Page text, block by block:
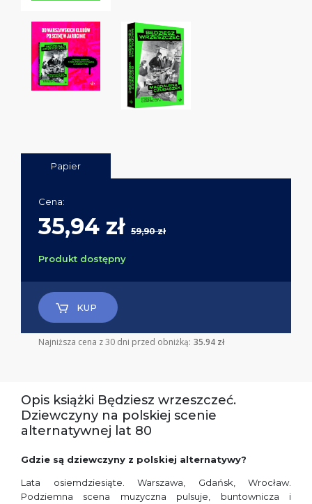
Papier
Cena:
35,94 zł 59,90 zł
Produkt dostępny
KUP
Najniższa cena z 30 dni przed obniżką: 35.94 zł
Opis książki Będziesz wrzeszczeć.
Dziewczyny na polskiej scenie
alternatywnej lat 80
Gdzie są dziewczyny z polskiej alternatywy?
Lata osiemdziesiąte. Warszawa, Gdańsk, Wrocław.
Podziemna scena muzyczna pulsuje, buntownicza i